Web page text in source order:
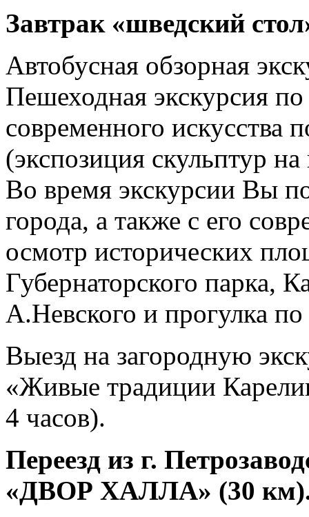
Завтрак «шведский
Автобусная обзорная
Пешеходная экскурсия
современного искусства
(экспозиция скульптур
Во время экскурсии Вы
города, а также с его
осмотр исторических
Губернаторского парка,
А.Невского и прогулка
Выезд на загородную
«Живые традиции
4 часов).
Переезд из г.
«ДВОР ХАЛЛА» (30